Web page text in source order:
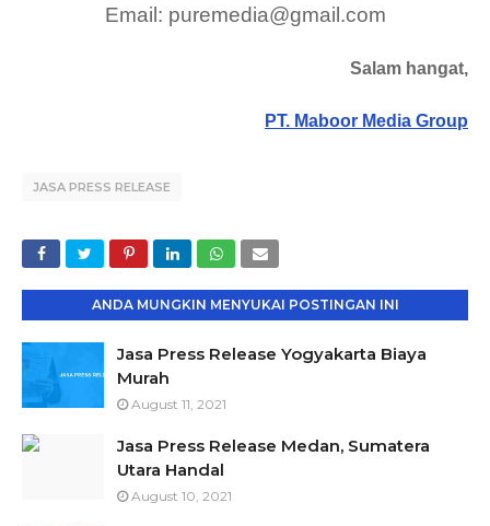
Email: puremedia@gmail.com
Salam hangat,
PT. Maboor Media Group
JASA PRESS RELEASE
ANDA MUNGKIN MENYUKAI POSTINGAN INI
Jasa Press Release Yogyakarta Biaya
Murah
August 11, 2021
Jasa Press Release Medan, Sumatera
Utara Handal
August 10, 2021